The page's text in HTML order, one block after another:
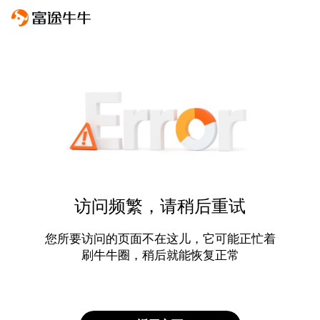
访问频繁，请稍后重试
您所要访问的页面不在这儿，它可能正忙着
刷牛牛圈，稍后就能恢复正常